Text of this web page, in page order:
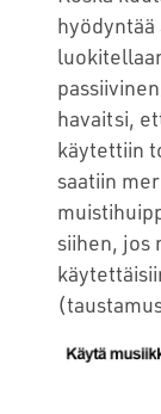
hyödyntää
havaitsi,
käytettiin
saatiin
siihen, jos